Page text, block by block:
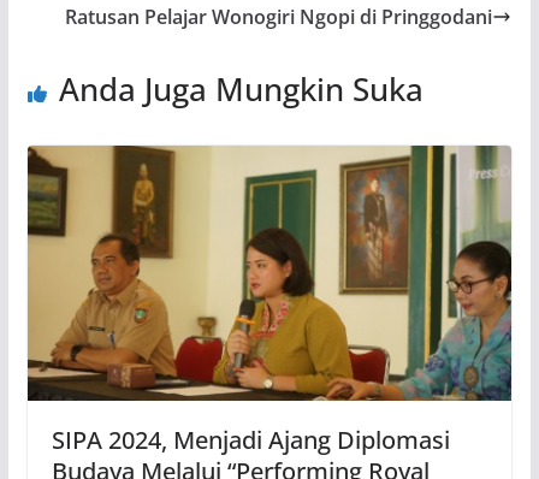
Ratusan Pelajar Wonogiri Ngopi di Pringgodani
Anda Juga Mungkin Suka
SIPA 2024, Menjadi Ajang Diplomasi
Budaya Melalui “Performing Royal